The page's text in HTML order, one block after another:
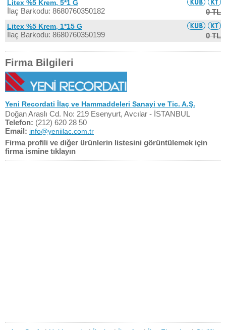
Litex %5 Krem, 5*1 G
İlaç Barkodu: 8680760350182 0 TL
Litex %5 Krem, 1*15 G
İlaç Barkodu: 8680760350199 0 TL
Firma Bilgileri
Yeni Recordati İlaç ve Hammaddeleri Sanayi ve Tic. A.Ş.
Doğan Araslı Cd. No: 219 Esenyurt, Avcılar - İSTANBUL
Telefon: (212) 620 28 50
Email: info@yeniilac.com.tr
Firma profili ve diğer ürünlerin listesini görüntülemek için
firma ismine tıklayın